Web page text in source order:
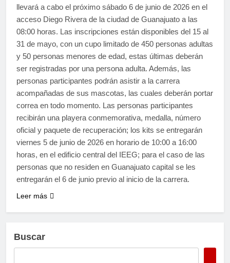
llevará a cabo el próximo sábado 6 de junio de 2026 en el
acceso Diego Rivera de la ciudad de Guanajuato a las
08:00 horas. Las inscripciones están disponibles del 15 al
31 de mayo, con un cupo limitado de 450 personas adultas
y 50 personas menores de edad, estas últimas deberán
ser registradas por una persona adulta. Además, las
personas participantes podrán asistir a la carrera
acompañadas de sus mascotas, las cuales deberán portar
correa en todo momento. Las personas participantes
recibirán una playera conmemorativa, medalla, número
oficial y paquete de recuperación; los kits se entregarán
viernes 5 de junio de 2026 en horario de 10:00 a 16:00
horas, en el edificio central del IEEG; para el caso de las
personas que no residen en Guanajuato capital se les
entregarán el 6 de junio previo al inicio de la carrera.
Leer más
Buscar